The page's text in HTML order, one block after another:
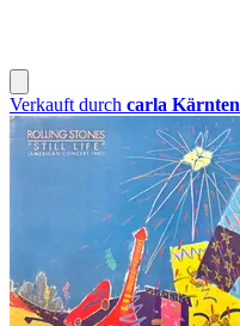
Verkauft durch carla Kärnten